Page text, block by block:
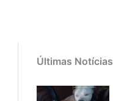
Últimas Notícias